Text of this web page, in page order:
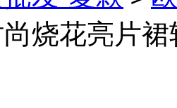
烧花亮片